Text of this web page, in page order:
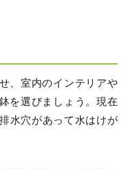
、室内のインテリアや
を選びましょう。現在
水穴があって水はけが